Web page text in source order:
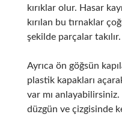
kırıklar olur. Hasar
kırılan bu tırnaklar
şekilde parçalar takılır.
Ayrıca ön göğsün
plastik kapakları
var mı
düzgün ve çizgisinde